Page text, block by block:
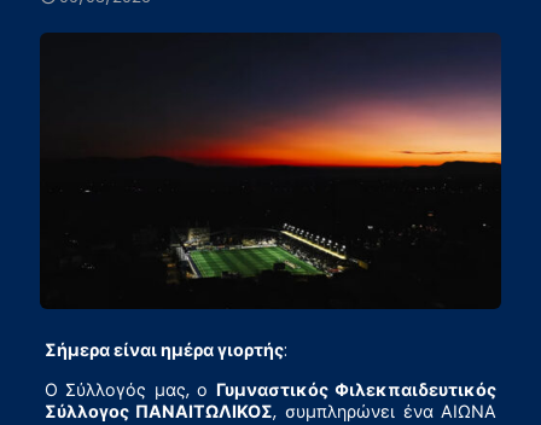
Σήμερα είναι ημέρα γιορτής:
Ο Σύλλογός μας, ο Γυμναστικός Φιλεκπαιδευτικός
Σύλλογος ΠΑΝΑΙΤΩΛΙΚΟΣ, συμπληρώνει ένα ΑΙΩΝΑ